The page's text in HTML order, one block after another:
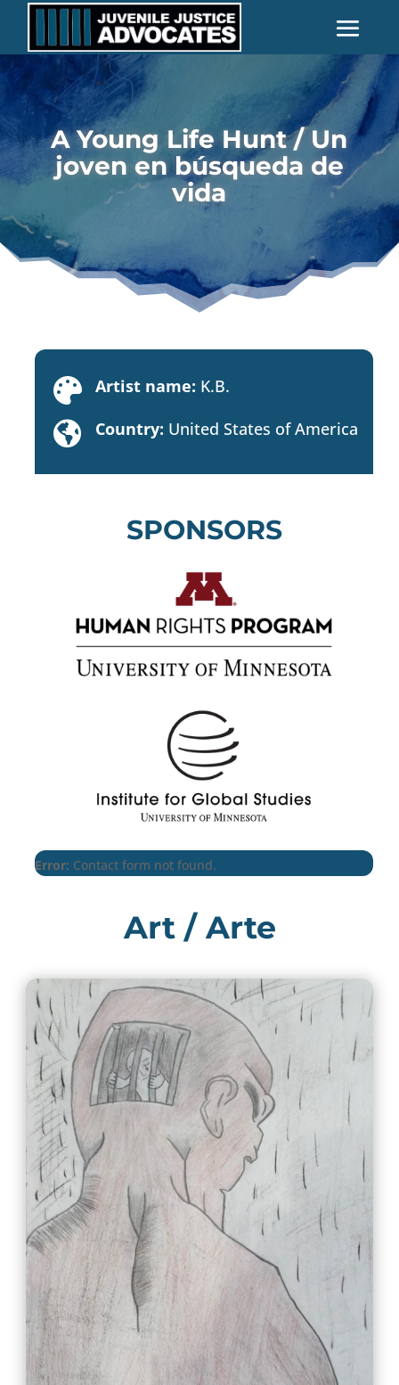
A Young Life Hunt / Un
joven en búsqueda de
vida
 Artist name: K.B.
 Country: United States of America
SPONSORS
Error: Contact form not found.
Art / Arte